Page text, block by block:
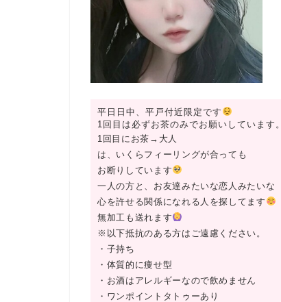
平日日中、平戸付近限定です
1回目は必ずお茶のみでお願いしています。
1回目にお茶→大人
は、いくらフィーリングが合っても
お断りしています
一人の方と、お友達みたいな恋人みたいな
心を許せる関係になれる人を探してます
無加工も送れます
※以下抵抗のある方はご遠慮ください。
・子持ち
・体質的に痩せ型
・お酒はアレルギーなので飲めません
・ワンポイントタトゥーあり